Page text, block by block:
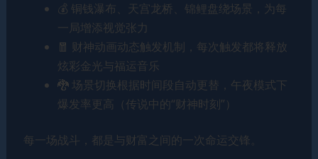
💰 铜钱瀑布、天宫龙桥、锦鲤盘绕场景，为每
一局增添视觉张力
🧧 财神动画动态触发机制，每次触发都将释放
炫彩金光与福运音乐
🐉 场景切换根据时间段自动更替，午夜模式下
爆发率更高（传说中的“财神时刻”）
每一场战斗，都是与财富之间的一次命运交锋。